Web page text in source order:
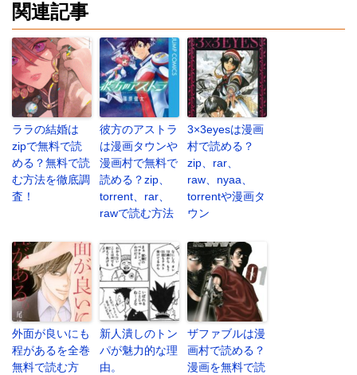
関連記事
ララの結婚は
zipで無料で読
める？無料で読
む方法を徹底調
査！
彼方のアストラ
は漫画タウンや
漫画村で無料で
読める？zip、
torrent、rar、
rawで読む方法
3×3eyesは漫画
村で読める？
zip、rar、
raw、nyaa、
torrentや漫画タ
ウン
外面が良いにも
程があるを全巻
無料で読む方
新人潰しのトン
パが魅力的な理
由。
ザファブルは漫
画村で読める？
漫画を無料で読